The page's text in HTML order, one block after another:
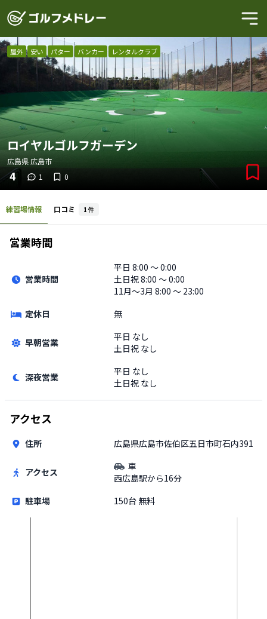
屋外 安い パター バンカー レンタルクラブ
ロイヤルゴルフガーデン
広島県 広島市
4 1 0
練習場情報 口コミ 1 件
営業時間
営業時間
平日 8:00 〜 0:00
土日祝8:00 〜 0:00
11月〜3月 8:00 〜 23:00
定休日
無
早朝営業 平日 なし
土日祝 なし
深夜営業 平日 なし
土日祝 なし
アクセス
住所 広島県広島市佐伯区五日市町石内391
アクセス
車
西広島駅から16分
駐車場
150台 無料